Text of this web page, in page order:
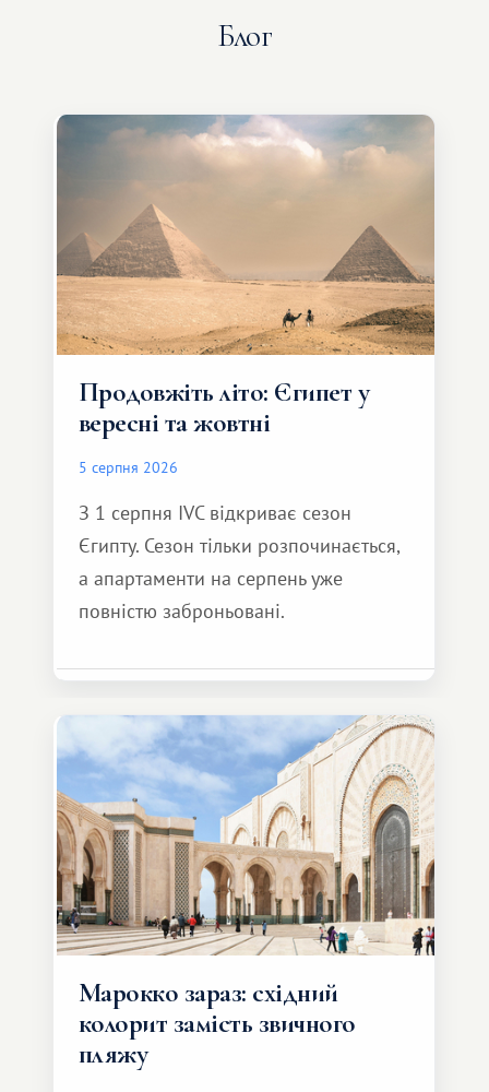
Блог
Продовжіть літо: Єгипет у
вересні та жовтні
5 серпня 2026
З 1 серпня IVC відкриває сезон
Єгипту. Сезон тільки розпочинається,
а апартаменти на серпень уже
повністю заброньовані.
Марокко зараз: східний
колорит замість звичного
пляжу